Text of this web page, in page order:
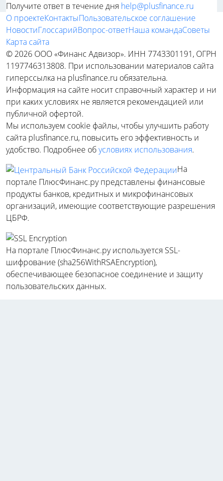
Получите ответ в течение дня help@plusfinance.ru
О проектеКонтактыПользовательское соглашение
НовостиГлоссарийВопрос-ответНаша командаСоветы
Карта сайта
© 2026 ООО «Финанс Адвизор». ИНН 7743301191, ОГРН
1197746313808. При использовании материалов сайта
гиперссылка на plusfinance.ru обязательна.
Информация на сайте носит справочный характер и ни
при каких условиях не является рекомендацией или
публичной офертой.
Мы используем cookie файлы, чтобы улучшить работу
сайта plusfinance.ru, повысить его эффективность и
удобство. Подробнее обусловиях использования.
На
портале ПлюсФинанс.ру представлены финансовые
продукты банков, кредитных и микрофинансовых
организаций, имеющие соответствующие разрешения
ЦБРФ.
На портале ПлюсФинанс.ру используется SSL-
шифрование (sha256WithRSAEncryption),
обеспечивающее безопасное соединение и защиту
пользовательских данных.